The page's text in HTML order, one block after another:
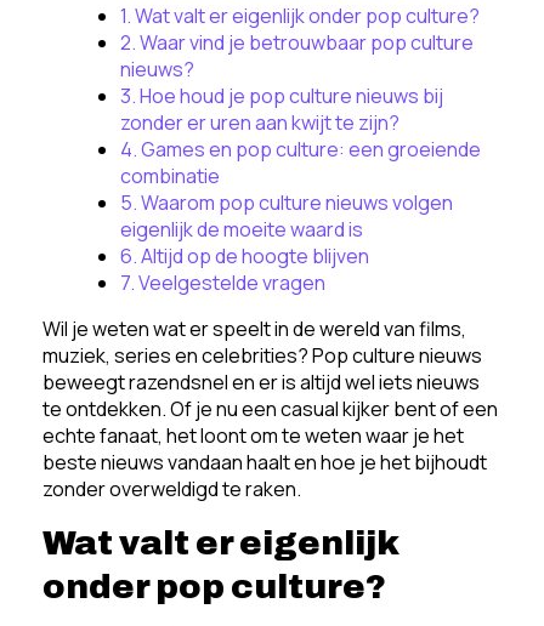
1. Wat valt er eigenlijk onder pop culture?
2. Waar vind je betrouwbaar pop culture
nieuws?
3. Hoe houd je pop culture nieuws bij
zonder er uren aan kwijt te zijn?
4. Games en pop culture: een groeiende
combinatie
5. Waarom pop culture nieuws volgen
eigenlijk de moeite waard is
6. Altijd op de hoogte blijven
7. Veelgestelde vragen
Wil je weten wat er speelt in de wereld van films,
muziek, series en celebrities? Pop culture nieuws
beweegt razendsnel en er is altijd wel iets nieuws
te ontdekken. Of je nu een casual kijker bent of een
echte fanaat, het loont om te weten waar je het
beste nieuws vandaan haalt en hoe je het bijhoudt
zonder overweldigd te raken.
Wat valt er eigenlijk
onder pop culture?